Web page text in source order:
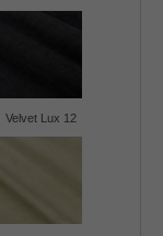
Velvet Lux 12